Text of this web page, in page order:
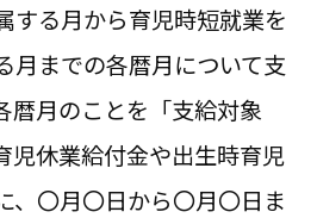
する月から育児時短就業を
月までの各暦月について支
暦月のことを「支給対象
児休業給付金や出生時育児
、〇月〇日から〇月〇日ま